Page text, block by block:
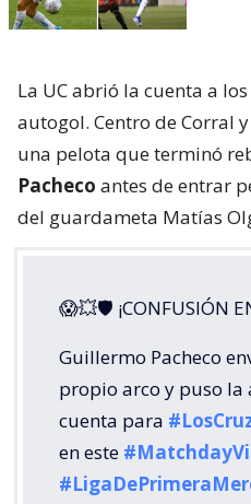
La UC abrió la cuenta a
autogol. Centro de Corral
una pelota que terminó
Pacheco antes de entrar
del guardameta Matías
😱💥🛡 ¡CONFUSIÓN
Guillermo Pacheco
propio arco y puso la
cuenta para
en este